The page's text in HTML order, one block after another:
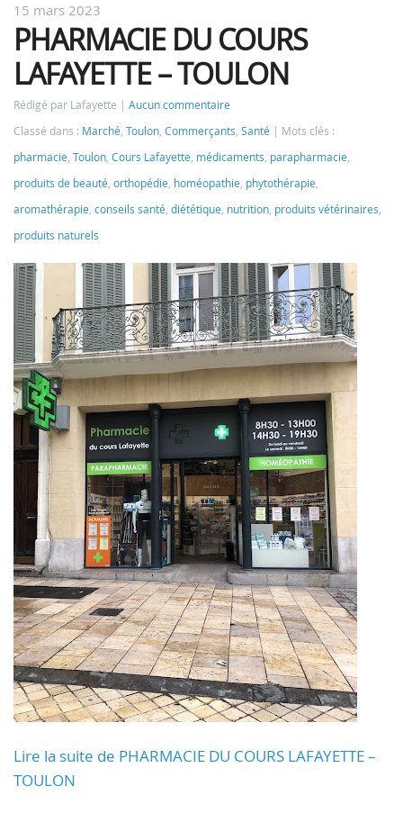
15 mars 2023
PHARMACIE DU COURS
LAFAYETTE – TOULON
Rédigé par Lafayette
Aucun commentaire
Classé dans : Marché, Toulon, Commerçants, Santé
Mots clés :
pharmacie, Toulon, Cours Lafayette, médicaments, parapharmacie,
produits de beauté, orthopédie, homéopathie, phytothérapie,
aromathérapie, conseils santé, diététique, nutrition, produits vétérinaires,
produits naturels
Lire la suite de PHARMACIE DU COURS LAFAYETTE –
TOULON